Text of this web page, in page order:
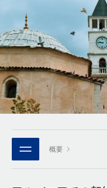
複雑な雇用関連業務を外部
インフラ
Remote統合
人事機能をワークフロー
プラットフォーム
チームのための人事の基
接続 新しい
当社のMCPを使用して、
統合
基本的なビジネスツール
スタートアップ
成長中の企業向けのアジ
リューション
ミッドマーケット
カスタマイズされた人事
企業
大企業向けのグローバルHR
パートナーに登録
戦略的テクノロジーパ
グローバルな人事機能を
REMOTEで学習
リサーチおよびガイド
活用事例
HR用語集
チェックリストおよびテン
職務内容ライブラリ
ウェビナー
イベント
Français
Deutsch
Español
Italiano
Português (Portugal)
日本語
한국어 概要